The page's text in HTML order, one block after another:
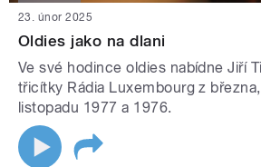
23. únor 2025
Oldies jako na dlani
Ve své hodince oldies nabídne Jiří
třicítky Rádia Luxembourg z
listopadu 1977 a 1976.